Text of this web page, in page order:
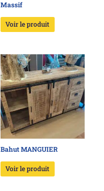
Massif
Voir le produit
Bahut MANGUIER
Voir le produit